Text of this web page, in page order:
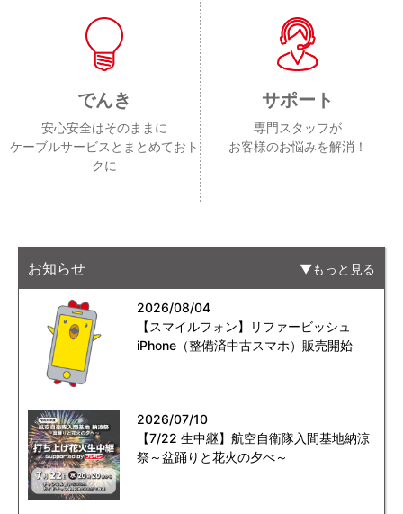
でんき
安心安全はそのままに
ケーブルサービスとまとめておト
クに
サポート
専門スタッフが
お客様のお悩みを解消！
お知らせ もっと見る
2026/08/04
【スマイルフォン】リファービッシュ
iPhone（整備済中古スマホ）販売開始
2026/07/10
【7/22 生中継】航空自衛隊入間基地納涼
祭～盆踊りと花火の夕べ～